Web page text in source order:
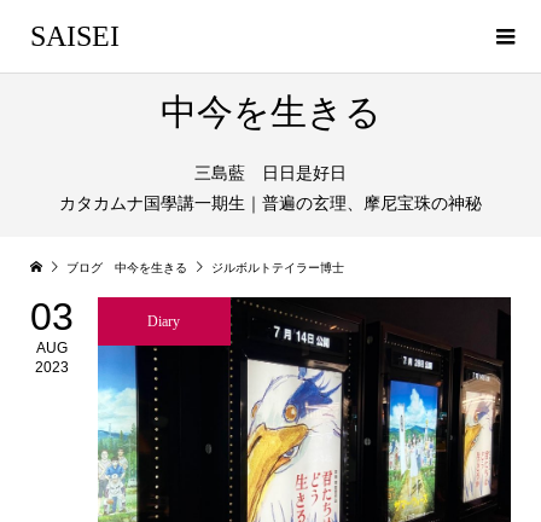
SAISEI
中今を生きる
三島藍 日日是好日
カタカムナ国學講一期生｜普遍の玄理、摩尼宝珠の神秘
ブログ 中今を生きる ジルボルトテイラー博士
03
AUG
2023
Diary